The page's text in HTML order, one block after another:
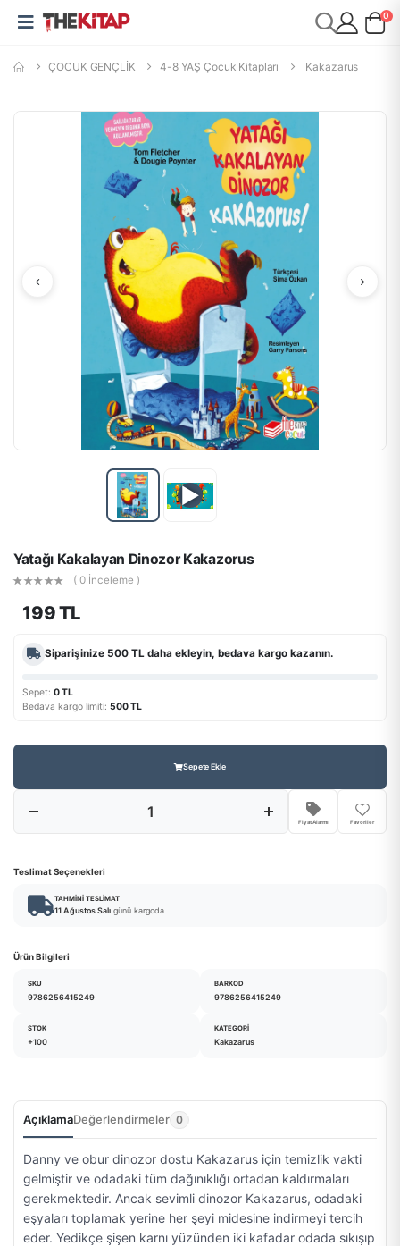
0
ÇOCUK GENÇLİK 4-8 YAŞ Çocuk Kitapları Kakazarus
▶
Yatağı Kakalayan Dinozor Kakazorus
( 0 İnceleme )
199 TL
Siparişinize 500 TL daha ekleyin, bedava kargo kazanın.
Sepet: 0 TL
Bedava kargo limiti: 500 TL
Sepete Ekle
Fiyat Alarmı Favoriler
Teslimat Seçenekleri
TAHMINI TESLIMAT
11 Ağustos Salı günü kargoda
Ürün Bilgileri
SKU
9786256415249
BARKOD
9786256415249
STOK
+100
KATEGORI
Kakazarus
AçıklamaDeğerlendirmeler 0
Danny ve obur dinozor dostu Kakazarus için temizlik vakti
gelmiştir ve odadaki tüm dağınıklığı ortadan kaldırmaları
gerekmektedir. Ancak sevimli dinozor Kakazarus, odadaki
eşyaları toplamak yerine her şeyi midesine indirmeyi tercih
eder. Yedikçe şişen karnı yüzünden iki kafadar odada sıkışıp